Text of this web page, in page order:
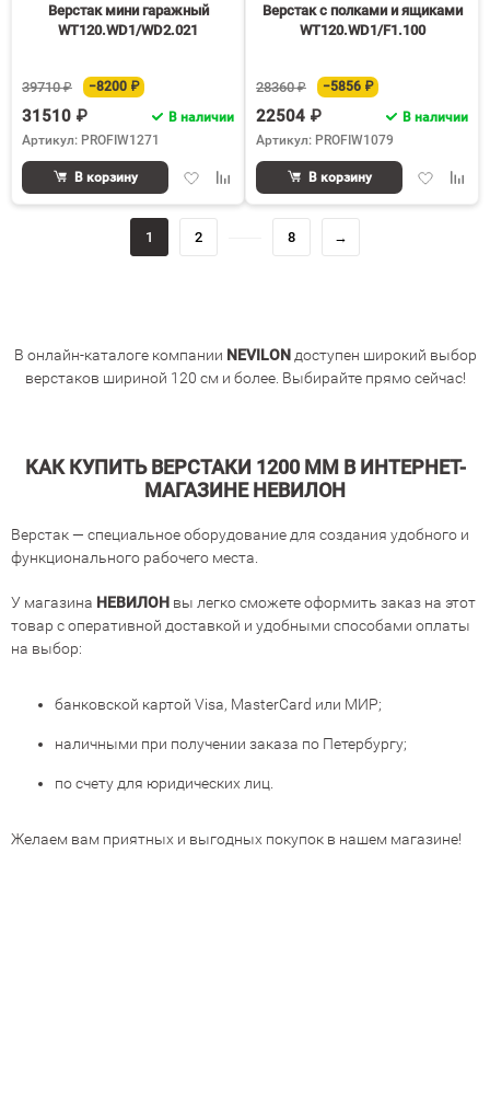
Верстак мини гаражный
WT120.WD1/WD2.021
39710 ₽ −8200 ₽
31510 ₽
В наличии
Артикул: PROFIW1271
Добавить
избранное
Добавить
сравнению
В корзину
Верстак с полками и ящиками
WT120.WD1/F1.100
28360 ₽ −5856 ₽
22504 ₽
В наличии
Артикул: PROFIW1079
Добавить
В корзину
1 2 8 →
В онлайн-каталоге компании NEVILONдоступен широкий выбор
верстаков шириной 120 см и более. Выбирайте прямо сейчас!
КАК КУПИТЬ ВЕРСТАКИ 1200 ММ В ИНТЕРНЕТ-
МАГАЗИНЕ НЕВИЛОН
Верстак — специальное оборудование для создания удобного и
функционального рабочего места.
У магазина НЕВИЛОН вы легко сможете оформить заказ на этот
товар с оперативной доставкой и удобными способами оплаты
на выбор:
банковской картой Visa, MasterCard или МИР;
наличными при получении заказа по Петербургу;
по счету для юридических лиц.
Желаем вам приятных и выгодных покупок в нашем магазине!